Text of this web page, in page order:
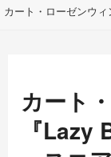
カート・ローゼンウ
カート
『Lazy